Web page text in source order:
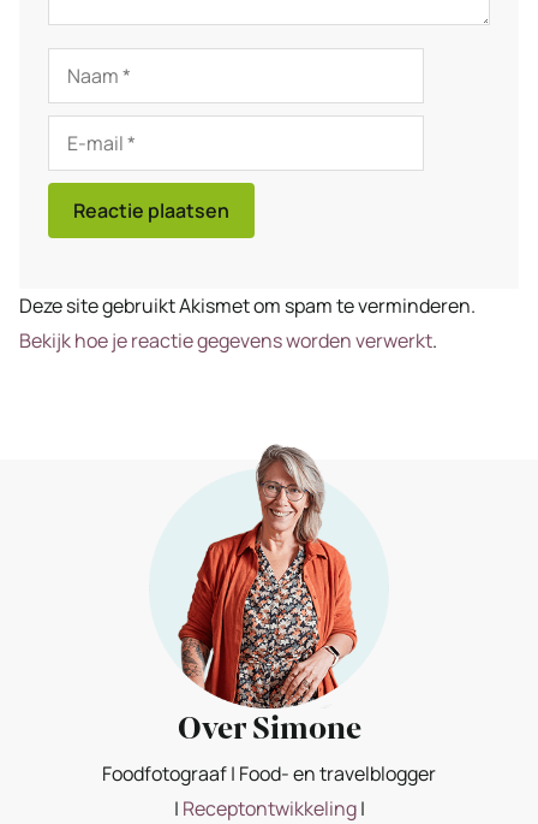
Naam
mail
Deze site gebruikt Akismet om spam te verminderen.
Bekijk hoe je reactie gegevens worden verwerkt.
Over Simone
Foodfotograaf | Food- en travelblogger
| Receptontwikkeling|